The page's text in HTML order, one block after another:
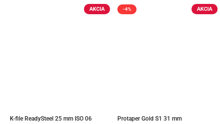
AKCIA
K-file ReadySteel 25 mm ISO 06
AKCIA
-4%
Protaper Gold S1 31 mm